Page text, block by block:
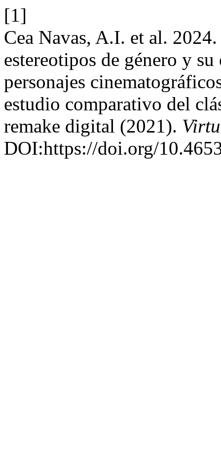
[1]
Cea Navas, A.I. et al.
estereotipos de género y
personajes
estudio comparativo del
remake digital (2021).
DOI:https://doi.org/